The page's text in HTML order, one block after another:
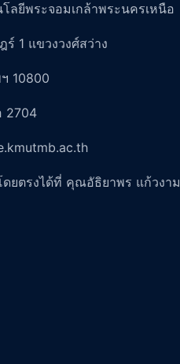
ลยีพระจอมเกล้าพระนครเหนือ
ร์ 1 แขวงวงศ์สว่าง
10800
2704
ยตรงได้ที่ คุณอัธิยาพร แก้วงาม